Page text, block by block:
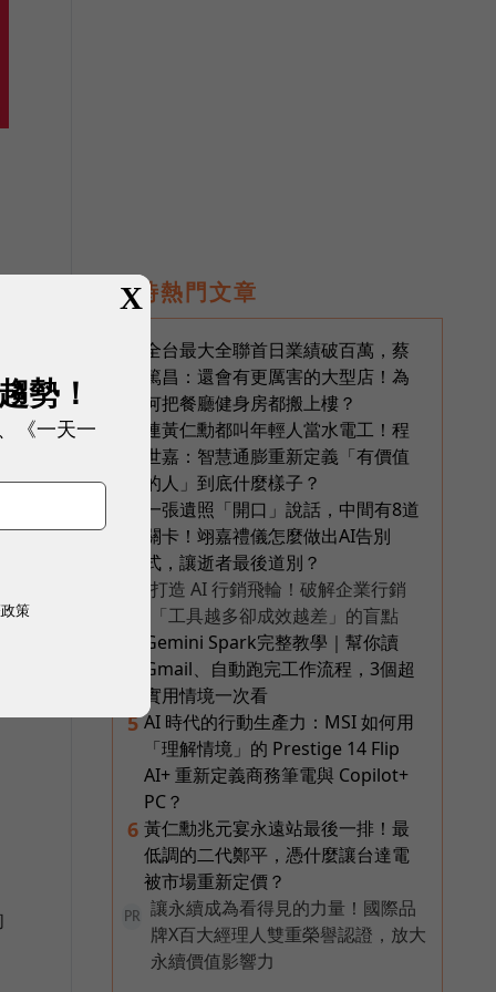
即時熱門文章
全台最大全聯首日業績破百萬，蔡
篤昌：還會有更厲害的大型店！為
何把餐廳健身房都搬上樓？
連黃仁勳都叫年輕人當水電工！程
世嘉：智慧通膨重新定義「有價值
的人」到底什麼樣子？
一張遺照「開口」說話，中間有8道
關卡！翊嘉禮儀怎麼做出AI告別
式，讓逝者最後道別？
打造 AI 行銷飛輪！破解企業行銷
「工具越多卻成效越差」的盲點
Gemini Spark完整教學｜幫你讀
Gmail、自動跑完工作流程，3個超
實用情境一次看
5 AI 時代的行動生產力：MSI 如何用
「理解情境」的 Prestige 14 Flip
AI+ 重新定義商務筆電與 Copilot+
PC？
6 黃仁勳兆元宴永遠站最後一排！最
低調的二代鄭平，憑什麼讓台達電
被市場重新定價？
PR
讓永續成為看得見的力量！國際品
牌X百大經理人雙重榮譽認證，放大
永續價值影響力
X
勢！
《一天一
策